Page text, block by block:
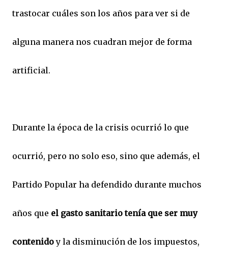
trastocar cuáles son los años para ver si de
alguna manera nos cuadran mejor de forma
artificial.
Durante la época de la crisis ocurrió lo que
ocurrió, pero no solo eso, sino que además, el
Partido Popular ha defendido durante muchos
años que el gasto sanitario tenía que ser muy
contenidoy la disminución de los impuestos,